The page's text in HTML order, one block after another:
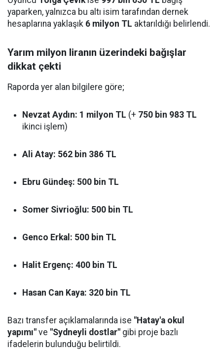
yaparken, yalnızca bu altı isim tarafından dernek
hesaplarına yaklaşık 6 milyon TL aktarıldığı belirlendi.
Yarım milyon liranın üzerindeki bağışlar
dikkat çekti
Raporda yer alan bilgilere göre;
Nevzat Aydın: 1 milyon TL (+ 750 bin 983 TL
ikinci işlem)
Ali Atay: 562 bin 386 TL
Ebru Gündeş: 500 bin TL
Somer Sivrioğlu: 500 bin TL
Genco Erkal: 500 bin TL
Halit Ergenç: 400 bin TL
Hasan Can Kaya: 320 bin TL
Bazı transfer açıklamalarında ise "Hatay'a okul
yapımı" ve "Sydneyli dostlar" gibi proje bazlı
ifadelerin bulunduğu belirtildi.